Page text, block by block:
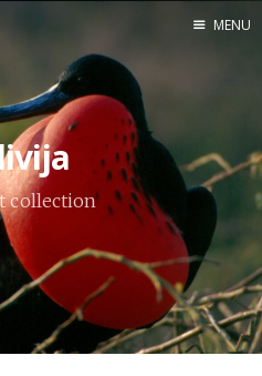
X
Instagram
Pinterest
YouTube
MENU
collection